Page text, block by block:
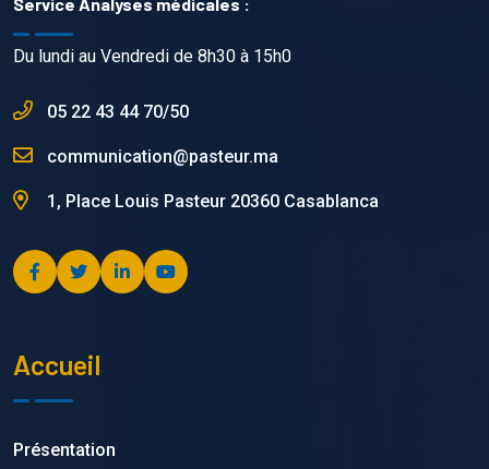
Service Analyses médicales :
Du lundi au Vendredi de 8h30 à 15h0
05 22 43 44 70/50
communication@pasteur.ma
1, Place Louis Pasteur 20360 Casablanca
Accueil
Présentation